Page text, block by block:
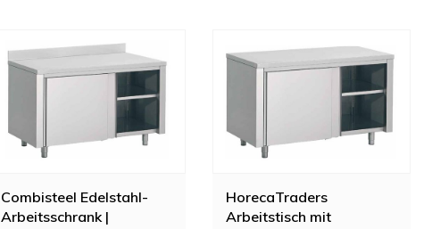
Combisteel Edelstahl-
Arbeitsschrank |
HorecaTraders
Arbeitstisch mit